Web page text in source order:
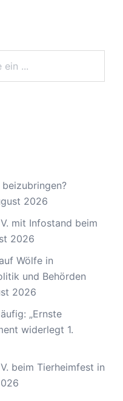
2026
mit Infostand beim
2026
Wölfe in
und Behörden
2026
„Ernste
widerlegt 1.
beim Tierheimfest in